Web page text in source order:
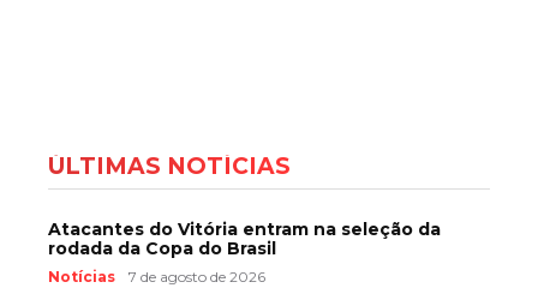
ÚLTIMAS NOTÍCIAS
Atacantes do Vitória entram na seleção da
rodada da Copa do Brasil
Notícias 7 de agosto de 2026